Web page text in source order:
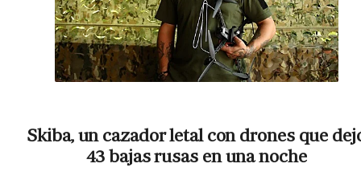
Skiba, un cazador letal con drones que
43 bajas rusas en una noche